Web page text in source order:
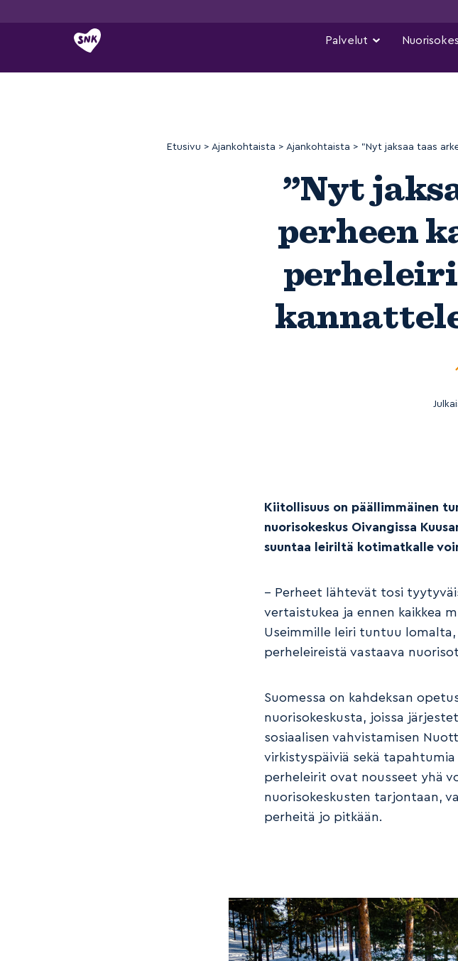
Siirry
Palvelut
Etusivu > Ajankohtaista > Ajankohtaista > ”Nyt jaksaa taas
”Nyt
perheen
Kiitollisuus on päällimmäinen
nuorisokeskus Oivangissa
suuntaa leiriltä kotimatkalle
– Perheet lähtevät tosi
vertaistukea ja ennen kaikkea
Useimmille leiri tuntuu lomalta,
perheleireistä vastaava
Suomessa on kahdeksan
nuorisokeskusta, joissa
sosiaalisen vahvistamisen
virkistyspäiviä sekä tapahtumia
perheleirit ovat nousseet yhä
nuorisokeskusten tarjontaan,
perheitä jo pitkään.